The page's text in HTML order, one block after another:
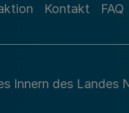
Kontakt FAQ
Innern des Landes